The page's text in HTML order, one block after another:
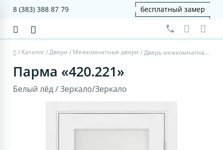
8 (383) 388 87 79 бесплатный замер
/ Каталог/Двери / Межкомнатные двери / Дверь межкомнатная Парма 420.221 - белый лёд, зеркало/зеркало
Парма «420.221»
Белый лёд / Зеркало/Зеркало